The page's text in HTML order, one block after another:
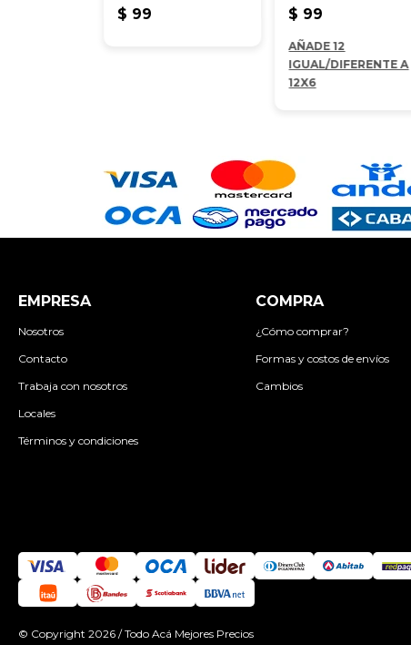
$ 99
30 cm
$ 99
AÑADE 12
IGUAL/DIFERENTE A
12X6
EMPRESA
Nosotros
Contacto
Trabaja con nosotros
Locales
Términos y condiciones
COMPRA
¿Cómo comprar?
Formas y costos de envíos
Cambios
© Copyright 2026 / Todo Acá Mejores Precios